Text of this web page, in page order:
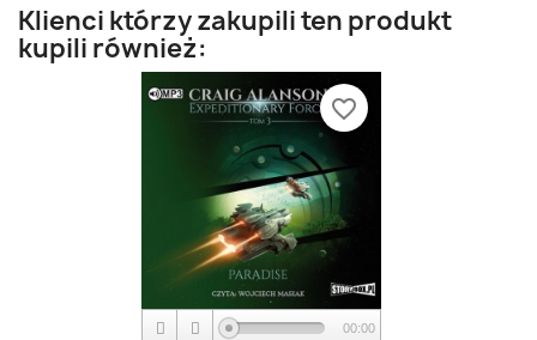
Klienci którzy zakupili ten produkt
kupili również:
00:00
favorite_border